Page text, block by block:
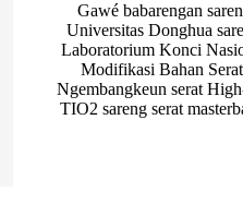
Gawé babarengan
Universitas Donghua
Laboratorium Konci
Modifikasi Bahan
Ngembangkeun serat
TIO2 sareng serat